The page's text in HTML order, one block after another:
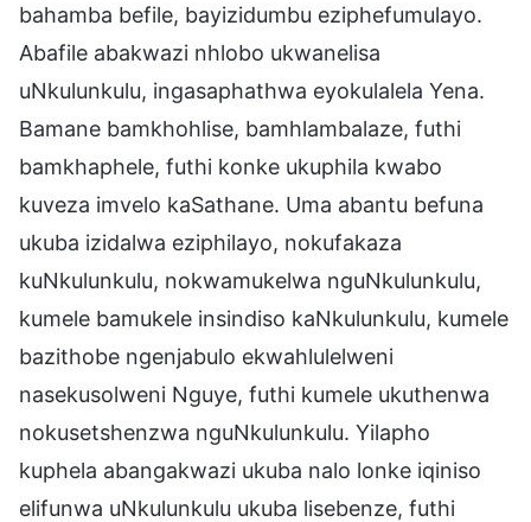
bahamba befile, bayizidumbu eziphefumulayo.
Abafile abakwazi nhlobo ukwanelisa
uNkulunkulu, ingasaphathwa eyokulalela Yena.
Bamane bamkhohlise, bamhlambalaze, futhi
bamkhaphele, futhi konke ukuphila kwabo
kuveza imvelo kaSathane. Uma abantu befuna
ukuba izidalwa eziphilayo, nokufakaza
kuNkulunkulu, nokwamukelwa nguNkulunkulu,
kumele bamukele insindiso kaNkulunkulu, kumele
bazithobe ngenjabulo ekwahlulelweni
nasekusolweni Nguye, futhi kumele ukuthenwa
nokusetshenzwa nguNkulunkulu. Yilapho
kuphela abangakwazi ukuba nalo lonke iqiniso
elifunwa uNkulunkulu ukuba lisebenze, futhi